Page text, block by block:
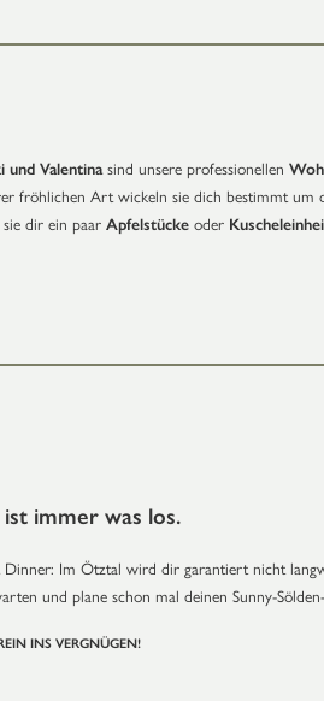
und Valentinasind unsere professionellen
fröhlichen Art wickeln sie dich bestimmt um
dir ein paar Apfelstücke oder
ist immer was los.
Dinner: Im Ötztal wird dir garantiert nicht
und plane schon mal deinen Sunny-
INS VERGNÜGEN!